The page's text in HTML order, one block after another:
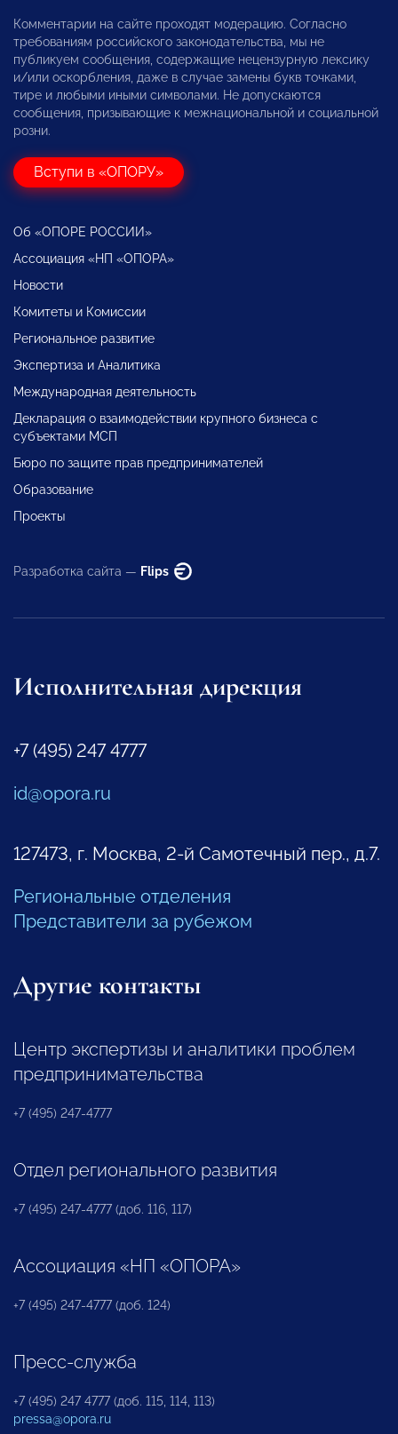
Комментарии на сайте проходят модерацию. Согласно
требованиям российского законодательства, мы не
публикуем сообщения, содержащие нецензурную лексику
и/или оскорбления, даже в случае замены букв точками,
тире и любыми иными символами. Не допускаются
сообщения, призывающие к межнациональной и социальной
розни.
Вступи в «ОПОРУ»
Об «ОПОРЕ РОССИИ»
Ассоциация «НП «ОПОРА»
Новости
Комитеты и Комиссии
Региональное развитие
Экспертиза и Аналитика
Международная деятельность
Декларация о взаимодействии крупного бизнеса с
субъектами МСП
Бюро по защите прав предпринимателей
Образование
Проекты
Разработка сайта — Flips
Исполнительная дирекция
+7 (495) 247 4777
id@opora.ru
127473, г. Москва, 2-й Самотечный пер., д.7.
Региональные отделения
Представители за рубежом
Другие контакты
Центр экспертизы и аналитики проблем
предпринимательства
+7 (495) 247-4777
Отдел регионального развития
+7 (495) 247-4777 (доб. 116, 117)
Ассоциация «НП «ОПОРА»
+7 (495) 247-4777 (доб. 124)
Пресс-служба
+7 (495) 247 4777 (доб. 115, 114, 113)
pressa@opora.ru